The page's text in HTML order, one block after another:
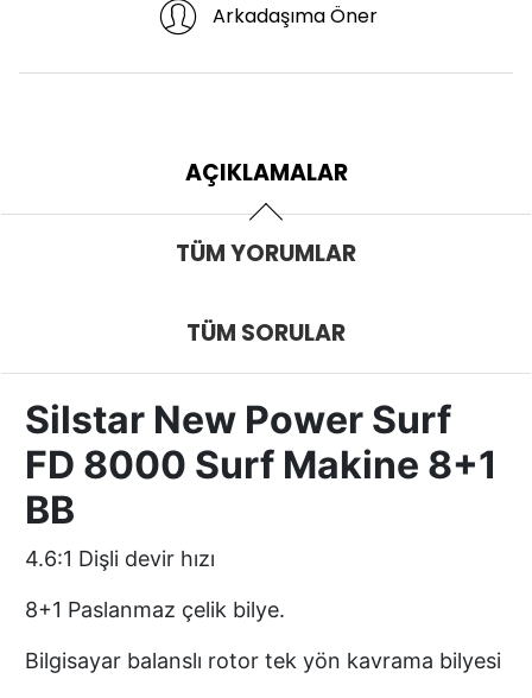
Arkadaşıma Öner
AÇIKLAMALAR
TÜM YORUMLAR
TÜM SORULAR
Silstar New Power Surf
FD 8000 Surf Makine 8+1
BB
4.6:1 Dişli devir hızı
8+1 Paslanmaz çelik bilye.
Bilgisayar balanslı rotor tek yön kavrama bilyesi